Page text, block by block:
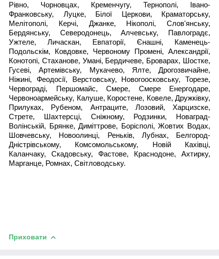
Рівно, Чорновцах, Кременчугу, Тернополі, Івано-
Франковську, Луцке, Білої Церкови, Краматорську,
Мелітополі, Керчі, Джанке, Нікополі, Слов'янську,
Бердянську, Северодонець, Алчевську, Павлоградє,
Ужтеле, Личаскан, Евпаторії, Єнашні, Каменець-
Подольскім, Ковдовке, Червоному Промені, Александрії,
Конотопі, Стаханове, Умані, Бердичеве, Броварах, Шостке,
Гусеві, Артемівську, Мукачево, Ялте, Дрогозвичайне,
Ніжині, Феодосії, Верстовську, Новогоосковську, Торезе,
Червограді, Першомайс, Смере, Смере Енергодаре,
Червоноармейську, Калуше, Коростене, Ковеле, Дружківку,
Прилуках, Рубеном, Антраците, Лозовий, Харцизске,
Стрете, Шахтерсці, Сніжному, Родзинки, Новаград-
Волінській, Брянке, Диміттрове, Борісполі, Жовтих Водах,
Шовчевську, Новоолинці, Реньків, Лубнах, Белгород-
Дністрівському, Комсомольському, Новій Кахівці,
Каланчаку, Скадовську, Фастове, Краснодоне, Ахтирку,
Марганце, Ромнах, Світловодську.
Приховати